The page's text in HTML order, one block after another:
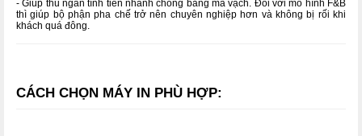
- Giúp thu ngân tính tiền nhanh chóng bằng mã vạch. Đối với mô hình F&B
thì giúp bộ phận pha chế trở nên chuyên nghiệp hơn và không bị rối khi
khách quá đông.
CÁCH CHỌN MÁY IN PHÙ HỢP: